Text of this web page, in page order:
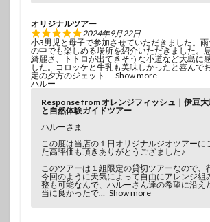
オリジナルツアー
2024年9月22日
小3男児と母子で参加させていただきました。
の中でも楽しめる場所を紹介いただきました。
綺麗さ、トトロが出てきそうな小道など大島に
した。コロッケと牛乳も美味しかったと喜んで
定の夕方のジェット
Show more
ハルー
Response from オレンジフィッシュ｜伊豆
と自然体験ガイドツアー
ハルーさま
この度は当店の１日オリジナルジオツアーに
た高評価も頂きありがとうござました♪
このツアーは１組限定の貸切ツアーなので、
今回のように天気によって自由にアレンジ組
整も可能なんで、ハルーさん達の希望に沿え
当に良かったで
Show more